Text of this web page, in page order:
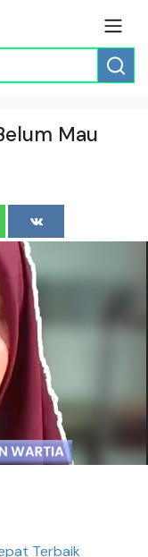
Mau
Terbaik